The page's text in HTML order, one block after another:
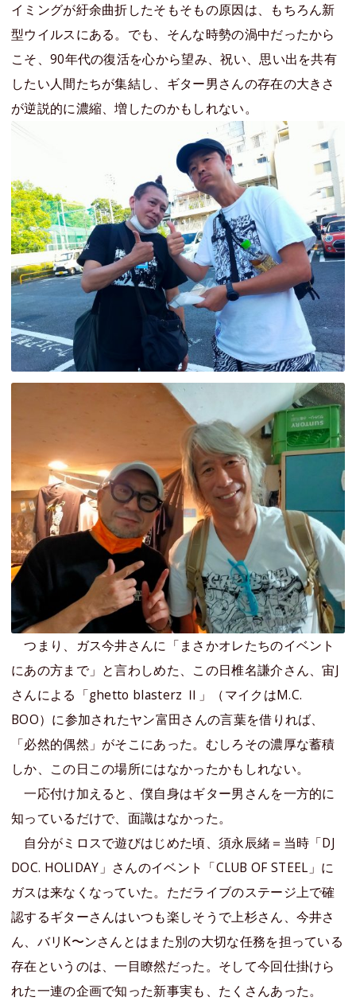
イミングが紆余曲折したそもそもの原因は、もちろん新
型ウイルスにある。でも、そんな時勢の渦中だったから
こそ、90年代の復活を心から望み、祝い、思い出を共有
したい人間たちが集結し、ギター男さんの存在の大きさ
が逆説的に濃縮、増したのかもしれない。
つまり、ガス今井さんに「まさかオレたちのイベント
にあの方まで」と言わしめた、この日椎名謙介さん、宙J
さんによる「ghetto blasterz Ⅱ」（マイクはM.C.
BOO）に参加されたヤン富田さんの言葉を借りれば、
「必然的偶然」がそこにあった。むしろその濃厚な蓄積
しか、この日この場所にはなかったかもしれない。
一応付け加えると、僕自身はギター男さんを一方的に
知っているだけで、面識はなかった。
自分がミロスで遊びはじめた頃、須永辰緒＝当時「DJ
DOC. HOLIDAY」さんのイベント「CLUB OF STEEL」に
ガスは来なくなっていた。ただライブのステージ上で確
認するギターさんはいつも楽しそうで上杉さん、今井さ
ん、バリK〜ンさんとはまた別の大切な任務を担っている
存在というのは、一目瞭然だった。そして今回仕掛けら
れた一連の企画で知った新事実も、たくさんあった。